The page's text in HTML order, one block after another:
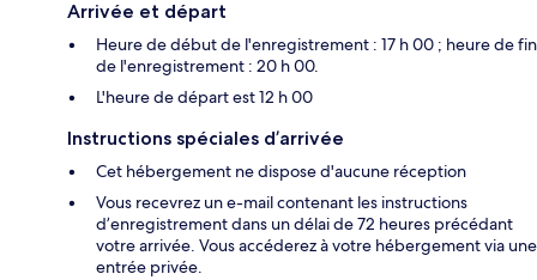
Arrivée et départ
Heure de début de l'enregistrement : 17 h 00 ; heure de fin
de l'enregistrement : 20 h 00.
L'heure de départ est 12 h 00
Instructions spéciales d’arrivée
Cet hébergement ne dispose d'aucune réception
Vous recevrez un e-mail contenant les instructions
d’enregistrement dans un délai de 72 heures précédant
votre arrivée. Vous accéderez à votre hébergement via une
entrée privée.